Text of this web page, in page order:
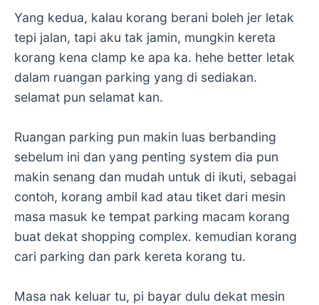
Yang kedua, kalau korang berani boleh jer letak
tepi jalan, tapi aku tak jamin, mungkin kereta
korang kena clamp ke apa ka. hehe better letak
dalam ruangan parking yang di sediakan.
selamat pun selamat kan.
Ruangan parking pun makin luas berbanding
sebelum ini dan yang penting system dia pun
makin senang dan mudah untuk di ikuti, sebagai
contoh, korang ambil kad atau tiket dari mesin
masa masuk ke tempat parking macam korang
buat dekat shopping complex. kemudian korang
cari parking dan park kereta korang tu.
Masa nak keluar tu, pi bayar dulu dekat mesin